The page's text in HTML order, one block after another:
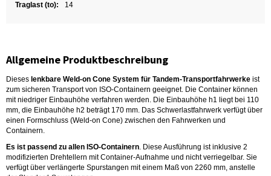
Traglast (to):
14
Allgemeine Produktbeschreibung
Dieses lenkbare Weld-on Cone System für Tandem-Transportfahrwerke ist
zum sicheren Transport von ISO-Containern geeignet. Die Container können
mit niedriger Einbauhöhe verfahren werden. Die Einbauhöhe h1 liegt bei 110
mm, die Einbauhöhe h2 beträgt 170 mm. Das Schwerlastfahrwerk verfügt über
einen Formschluss (Weld-on Cone) zwischen den Fahrwerken und
Containern.
Es ist passend zu allen ISO-Containern. Diese Ausführung ist inklusive 2
modifizierten Drehtellern mit Container-Aufnahme und nicht verriegelbar. Sie
verfügt über verlängerte Spurstangen mit einem Maß von 2260 mm, anstelle